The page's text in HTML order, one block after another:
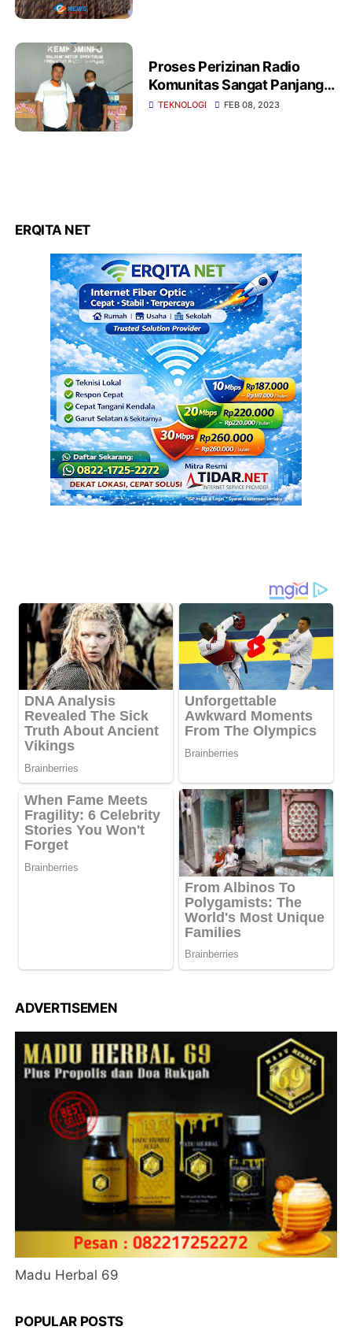
Proses Perizinan Radio
Komunitas Sangat Panjang
dan Melelahkan
TEKNOLOGI FEB 08, 2023
ERQITA NET
ADVERTISEMEN
Madu Herbal 69
POPULAR POSTS